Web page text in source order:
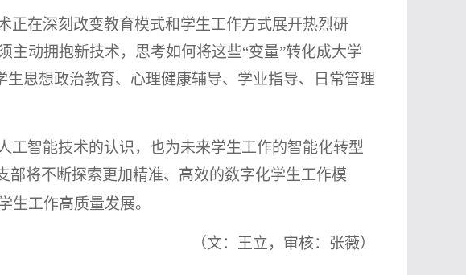
正在深刻改变教育模式和学生工作方式展开热烈研
主动拥抱新技术，思考如何将这些“变量”转化成大学
生思想政治教育、心理健康辅导、学业指导、日常管理
工智能技术的认识，也为未来学生工作的智能化转型
部将不断探索更加精准、高效的数字化学生工作模
生工作高质量发展。
（文：王立，审核：张薇）